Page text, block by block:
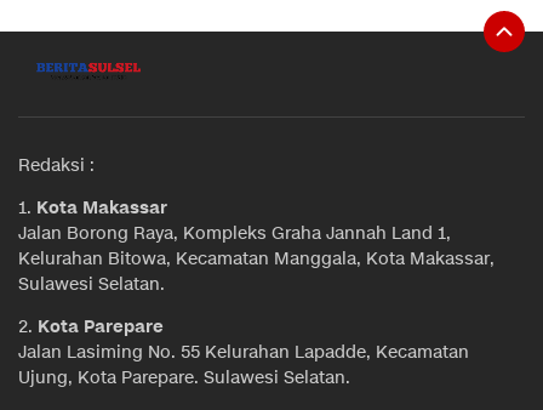
Redaksi :
1. Kota Makassar
Jalan Borong Raya, Kompleks Graha Jannah Land 1,
Kelurahan Bitowa, Kecamatan Manggala, Kota Makassar,
Sulawesi Selatan.
2. Kota Parepare
Jalan Lasiming No. 55 Kelurahan Lapadde, Kecamatan
Ujung, Kota Parepare. Sulawesi Selatan.